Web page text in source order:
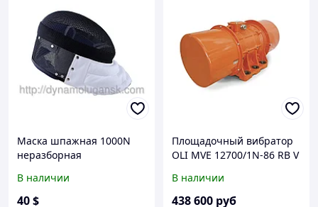
Маска шпажная 1000N
неразборная
В наличии
40$
Площадочный вибратор
OLI MVE 12700/1N-86 RB V
В наличии
438 600 руб